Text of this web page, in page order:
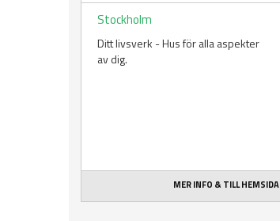
Stockholm
Ditt livsverk - Hus för alla aspekter
av dig.
MER INFO & TILL HEMSIDA